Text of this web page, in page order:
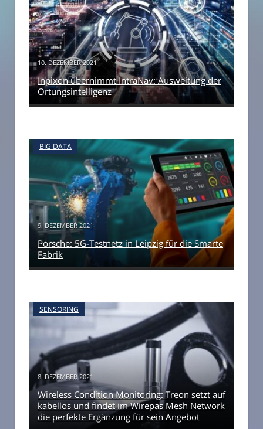
10. DEZEMBER 2021
Inpixon übernimmt IntraNav: Ausweitung der
Ortungsintelligenz
BIG DATA
9. DEZEMBER 2021
Porsche: 5G-Testnetz in Leipzig für die Smarte
Fabrik
SENSORING
8. DEZEMBER 2021
Wireless Condition Monitoring: Treon setzt auf
kabellos und findet im Wirepas Mesh Network
die perfekte Ergänzung für sein Angebot